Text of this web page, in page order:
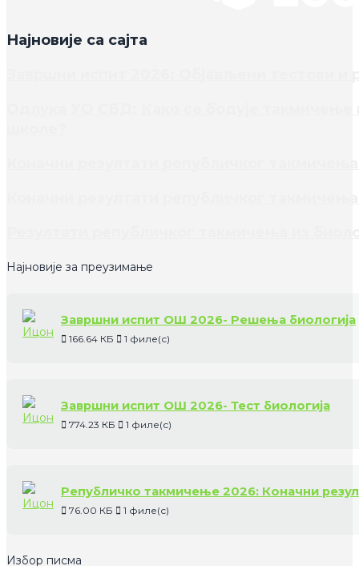
Најновије са сајта
Најновије за преузимање
Завршни испит ОШ 2026- Решења биологија
166.64 КБ 1 филе(с)
Завршни испит ОШ 2026- Тест биологија
774.23 КБ 1 филе(с)
Републичко такмичење 2026: Коначни
76.00 КБ 1 филе(с)
Избор писма